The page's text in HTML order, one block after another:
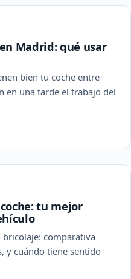
Madrid: qué usar
bien tu coche entre
en una tarde el trabajo del
tu mejor
comparativa
y cuándo tiene sentido